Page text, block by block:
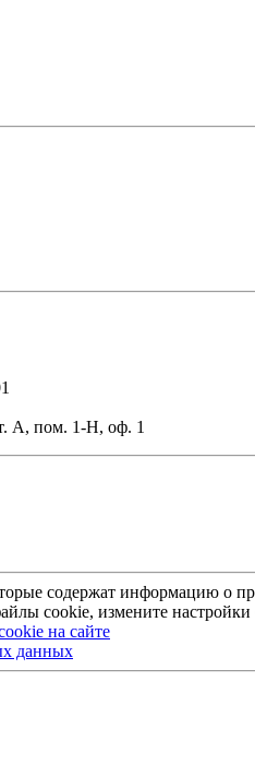
А, пом. 1-Н, оф. 1
содержат информацию о
cookie, измените настройки
на сайте
данных